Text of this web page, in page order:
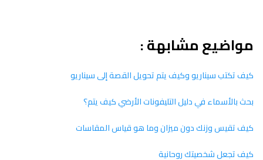
مواضيع مشابهة :
كيف تكتب سيناريو وكيف يتم تحويل القصة إلى سيناريو
بحث بالأسماء في دليل التليفونات الأرضي كيف يتم؟
كيف تقيس وزنك دون ميزان وما هو قياس المقاسات
كيف تجعل شخصيتك روحانية